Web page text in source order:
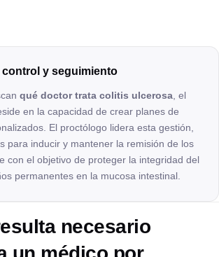
control y seguimiento
qué doctor trata colitis ulcerosa , el
en la capacidad de crear planes de
El proctólogo lidera esta gestión,
para inducir y mantener la remisión de los
con el objetivo de proteger la integridad del
permanentes en la mucosa intestinal.
necesario